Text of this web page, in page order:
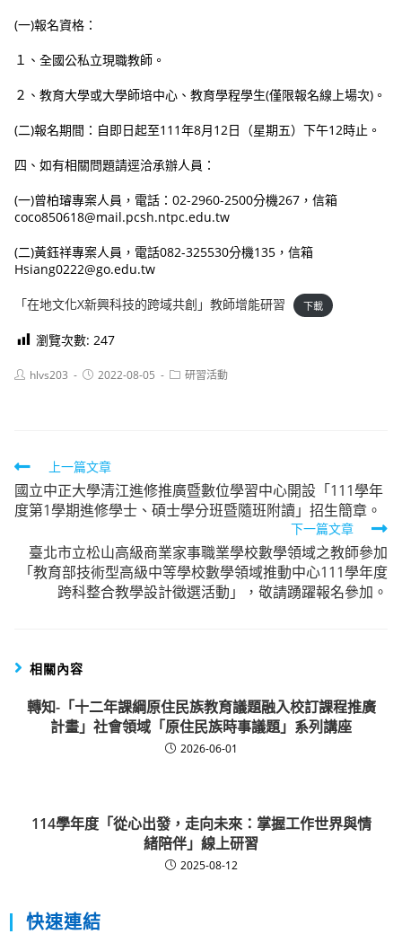
(一)報名資格：
１、全國公私立現職教師。
２、教育大學或大學師培中心、教育學程學生(僅限報名線上場次)。
(二)報名期間：自即日起至111年8月12日（星期五）下午12時止。
四、如有相關問題請逕洽承辦人員：
(一)曾柏璿專案人員，電話：02-2960-2500分機267，信箱
coco850618@mail.pcsh.ntpc.edu.tw
(二)黃鈺祥專案人員，電話082-325530分機135，信箱
Hsiang0222@go.edu.tw
「在地文化X新興科技的跨域共創」教師增能研習 下載
瀏覽次數: 247
Posthlvs203
Post2022-08-05
Post研習活動
Read
more
articles
上一篇文章
國立中正大學清江進修推廣暨數位學習中心開設「111學年
度第1學期進修學士、碩士學分班暨隨班附讀」招生簡章。
下一篇文章
臺北市立松山高級商業家事職業學校數學領域之教師參加
「教育部技術型高級中等學校數學領域推動中心111學年度
跨科整合教學設計徵選活動」，敬請踴躍報名參加。
相關內容
轉知-「十二年課綱原住民族教育議題融入校訂課程推廣
計畫」社會領域「原住民族時事議題」系列講座
2026-06-01
114學年度「從心出發，走向未來：掌握工作世界與情
緒陪伴」線上研習
2025-08-12
快速連結